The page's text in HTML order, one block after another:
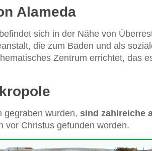
Alameda
sich in der Nähe von
die zum Baden und als
Zentrum errichtet, das
gegraben wurden, sind zahlreiche
vor Christus gefunden worden.